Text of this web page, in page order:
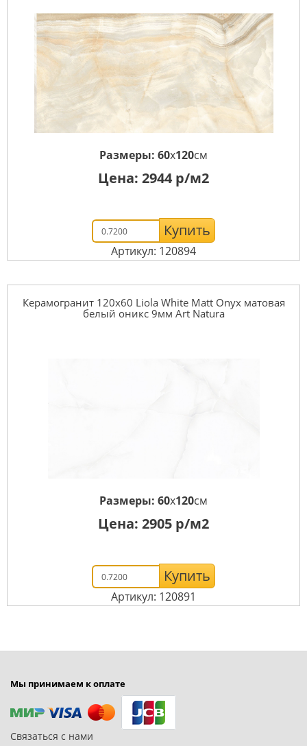
Размеры: 60x120см
Цена: 2944 р/м2
Купить
Артикул: 120894
Керамогранит 120x60 Liola White Matt Onyx матовая
белый оникс 9мм Art Natura
Размеры: 60x120см
Цена: 2905 р/м2
Купить
Артикул: 120891
Мы принимаем к оплате
Связаться с нами